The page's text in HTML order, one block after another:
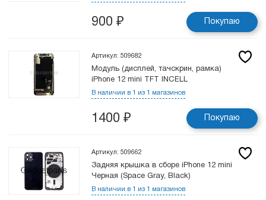
900 ₽ Покупаю
Артикул: 509682
Модуль (дисплей, тачскрин, рамка)
iPhone 12 mini TFT INCELL
В наличии в 1 из 1 магазинов
1400 ₽ Покупаю
Артикул: 509662
Задняя крышка в сборе iPhone 12 mini
Черная (Space Gray, Black)
В наличии в 1 из 1 магазинов